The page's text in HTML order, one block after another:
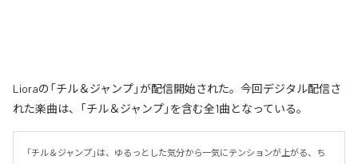
Lioraの「チル＆ジャンプ」が配信開始された。今回デジタル配信さ
れた楽曲は、「チル＆ジャンプ」を含む全1曲となっている。
「チル＆ジャンプ」は、ゆるっとした気分から一気にテンションが上がる、ち